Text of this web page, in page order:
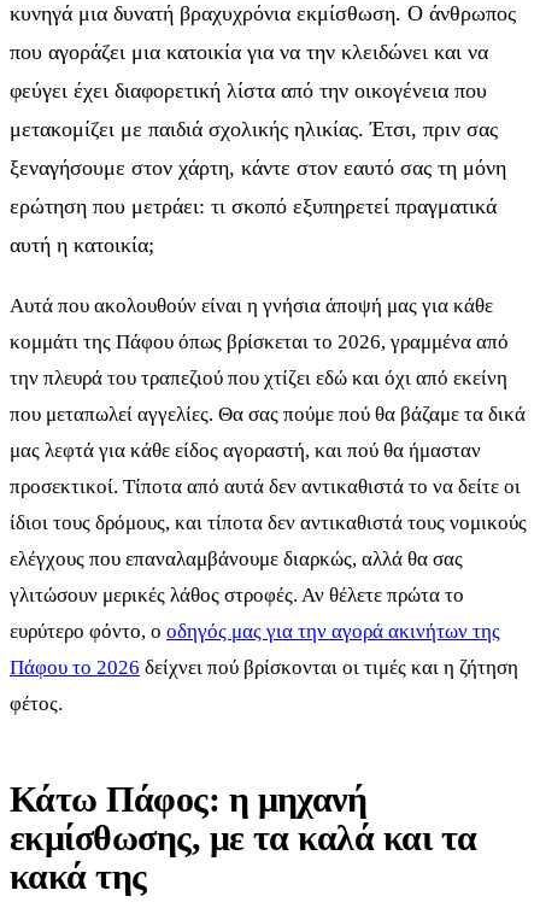
κυνηγά μια δυνατή βραχυχρόνια εκμίσθωση. Ο άνθρωπος
που αγοράζει μια κατοικία για να την κλειδώνει και να
φεύγει έχει διαφορετική λίστα από την οικογένεια που
μετακομίζει με παιδιά σχολικής ηλικίας. Έτσι, πριν σας
ξεναγήσουμε στον χάρτη, κάντε στον εαυτό σας τη μόνη
ερώτηση που μετράει: τι σκοπό εξυπηρετεί πραγματικά
αυτή η κατοικία;
Αυτά που ακολουθούν είναι η γνήσια άποψή μας για κάθε
κομμάτι της Πάφου όπως βρίσκεται το 2026, γραμμένα από
την πλευρά του τραπεζιού που χτίζει εδώ και όχι από εκείνη
που μεταπωλεί αγγελίες. Θα σας πούμε πού θα βάζαμε τα δικά
μας λεφτά για κάθε είδος αγοραστή, και πού θα ήμασταν
προσεκτικοί. Τίποτα από αυτά δεν αντικαθιστά το να δείτε οι
ίδιοι τους δρόμους, και τίποτα δεν αντικαθιστά τους νομικούς
ελέγχους που επαναλαμβάνουμε διαρκώς, αλλά θα σας
γλιτώσουν μερικές λάθος στροφές. Αν θέλετε πρώτα το
ευρύτερο φόντο, ο οδηγός μας για την αγορά ακινήτων της
Πάφου το 2026 δείχνει πού βρίσκονται οι τιμές και η ζήτηση
φέτος.
Κάτω Πάφος: η μηχανή
εκμίσθωσης, με τα καλά και τα
κακά της